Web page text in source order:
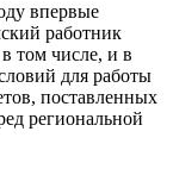
впервые
работник
том числе, и в
для работы
поставленных
региональной